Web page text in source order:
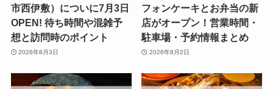
市西伊敷）についに7月3日
OPEN! 待ち時間や混雑予
想と訪問時のポイント
2026年8月3日
フォンケーキとお弁当の新
店がオープン！営業時間・
駐車場・予約情報まとめ
2026年8月2日